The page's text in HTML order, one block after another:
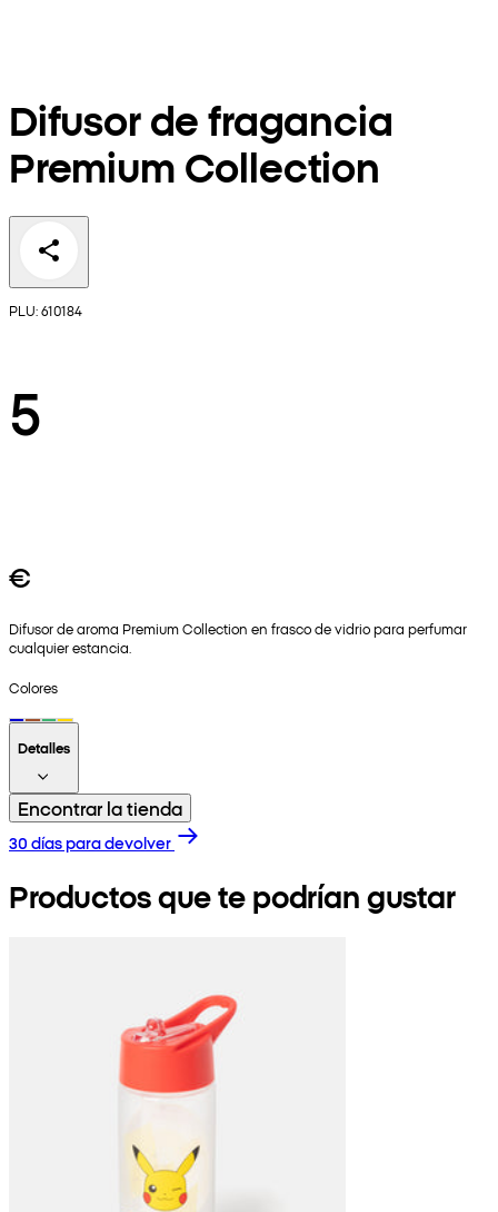
Difusor de fragancia
Premium Collection
PLU: 610184
5
€
Difusor de aroma Premium Collection en frasco de vidrio para perfumar
cualquier estancia.
Colores
Detalles
Encontrar la tienda
30 días para devolver
Productos que te podrían gustar